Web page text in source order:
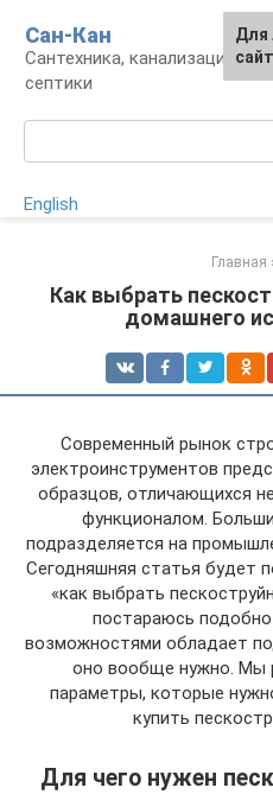
контенту
Сан-Кан
Сантехника, канализация,
септики
English
Главная
Как выбрать
домашнего
Современный рынок
электроинструментов
образцов, отличающихся
функционалом.
подразделяется на
Сегодняшняя статья будет
«как выбрать
постараюсь
возможностями обладает
оно вообще нужно. Мы
параметры, которые
купить
Для чего нужен
Для